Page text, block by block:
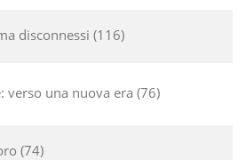
disconnessi 116
verso una nuova era 76
74